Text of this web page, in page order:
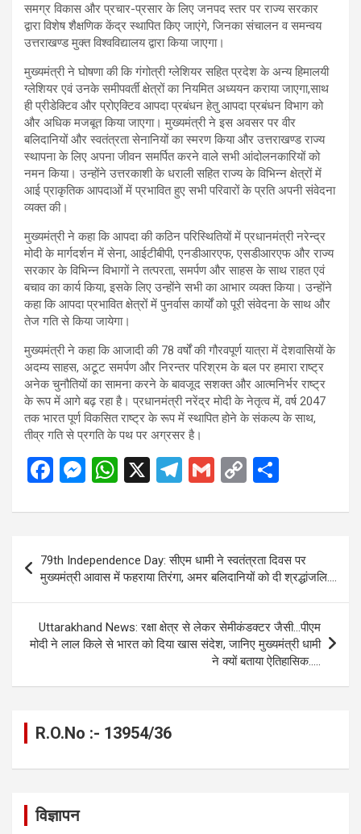
समग्र विकास और प्रचार-प्रसार के लिए जनपद स्तर पर राज्य सरकार
द्वारा विशेष शैक्षणिक केंद्र स्थापित किए जाएंगे, जिनका संचालन व समन्वय
उत्तराखण्ड मुक्त विश्वविद्यालय द्वारा किया जाएगा।
मुख्यमंत्री ने घोषणा की कि गंगोत्री ग्लेशियर सहित प्रदेश के अन्य हिमालयी
ग्लेशियर एवं उनके समीपवर्ती क्षेत्रों का नियमित अध्ययन कराया जाएगा,साथ
ही प्रीडेक्टिव और प्रोएक्टिव आपदा प्रबंधन हेतु आपदा प्रबंधन विभाग को
और अधिक मजबूत किया जाएगा। मुख्यमंत्री ने इस अवसर पर वीर
बलिदानियों और स्वतंत्रता सेनानियों का स्मरण किया और उत्तराखण्ड राज्य
स्थापना के लिए अपना जीवन समर्पित करने वाले सभी आंदोलनकारियों को
नमन किया। उन्होंने उत्तरकाशी के धराली सहित राज्य के विभिन्न क्षेत्रों में
आई प्राकृतिक आपदाओं में प्रभावित हुए सभी परिवारों के प्रति अपनी संवेदना
व्यक्त की।
मुख्यमंत्री ने कहा कि आपदा की कठिन परिस्थितियों में प्रधानमंत्री नरेन्द्र
मोदी के मार्गदर्शन में सेना, आईटीबीपी, एनडीआरएफ, एसडीआरएफ और राज्य
सरकार के विभिन्न विभागों ने तत्परता, समर्पण और साहस के साथ राहत एवं
बचाव का कार्य किया, इसके लिए उन्होंने सभी का आभार व्यक्त किया। उन्होंने
कहा कि आपदा प्रभावित क्षेत्रों में पुनर्वास कार्यों को पूरी संवेदना के साथ और
तेज गति से किया जायेगा।
मुख्यमंत्री ने कहा कि आजादी की 78 वर्षों की गौरवपूर्ण यात्रा में देशवासियों के
अदम्य साहस, अटूट समर्पण और निरन्तर परिश्रम के बल पर हमारा राष्ट्र
अनेक चुनौतियों का सामना करने के बावजूद सशक्त और आत्मनिर्भर राष्ट्र
के रूप में आगे बढ़ रहा है। प्रधानमंत्री नरेंद्र मोदी के नेतृत्व में, वर्ष 2047
तक भारत पूर्ण विकसित राष्ट्र के रूप में स्थापित होने के संकल्प के साथ,
तीव्र गति से प्रगति के पथ पर अग्रसर है।
F
ce
b
o
o
k
M
se
g
er
W
at
A
p
p
X
T
e
a
m
G
ail
C
py
n
k
ar
navigation
79th Independence Day: सीएम धामी ने स्वतंत्रता दिवस पर
मुख्यमंत्री आवास में फहराया तिरंगा, अमर बलिदानियों को दी श्रद्धांजलि….
Uttarakhand News: रक्षा क्षेत्र से लेकर सेमीकंडक्टर जैसी…पीएम
मोदी ने लाल किले से भारत को दिया खास संदेश, जानिए मुख्यमंत्री धामी
ने क्यों बताया ऐतिहासिक…..
R.O.No :- 13954/36
विज्ञापन